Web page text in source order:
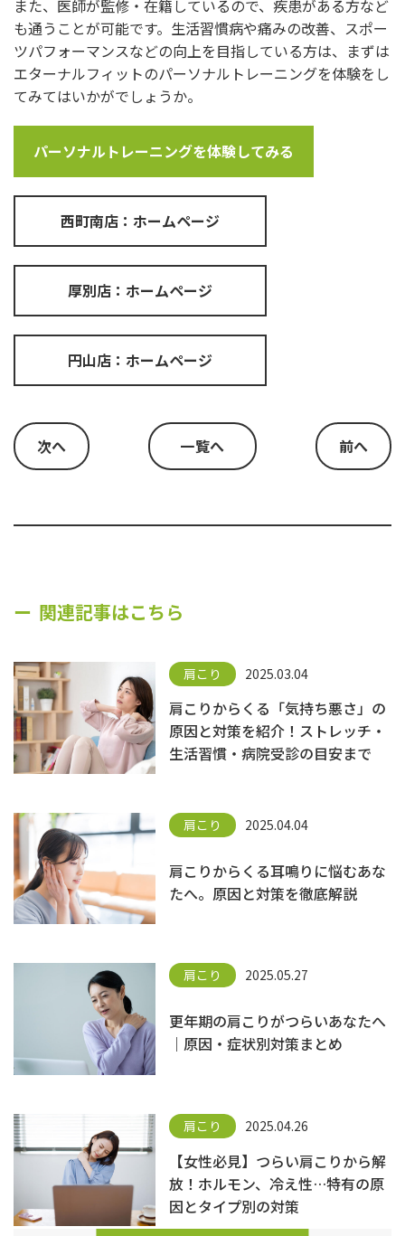
また、医師が監修・在籍しているので、疾患がある方など
も通うことが可能です。生活習慣病や痛みの改善、スポー
ツパフォーマンスなどの向上を目指している方は、まずは
エターナルフィットのパーソナルトレーニングを体験をし
てみてはいかがでしょうか。
パーソナルトレーニングを体験してみる
西町南店：ホームページ
厚別店：ホームページ
円山店：ホームページ
次へ 一覧へ 前へ
関連記事はこちら
肩こり 2025.03.04
肩こりからくる「気持ち悪さ」の
原因と対策を紹介！ストレッチ・
生活習慣・病院受診の目安まで
肩こり 2025.04.04
肩こりからくる耳鳴りに悩むあな
たへ。原因と対策を徹底解説
肩こり 2025.05.27
更年期の肩こりがつらいあなたへ
｜原因・症状別対策まとめ
肩こり 2025.04.26
【女性必見】つらい肩こりから解
放！ホルモン、冷え性…特有の原
因とタイプ別の対策